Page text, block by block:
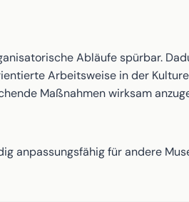
Abläufe spürbar.
Arbeitsweise in der
Maßnahmen wirksam
anpassungsfähig für andere